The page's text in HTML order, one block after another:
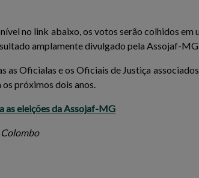
no link abaixo, os votos serão colhidos
amplamente divulgado pela Assojaf-MG
as Oficialas e os Oficiais de Justiça
próximos dois anos.
as eleições da Assojaf-MG
Colombo